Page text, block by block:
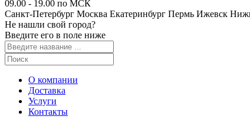
09.00 - 19.00 по МСК
Санкт-Петербург Москва Екатеринбург Пермь Ижевск
Не нашли свой город?
Введите его в поле ниже
О компании
Доставка
Услуги
Контакты